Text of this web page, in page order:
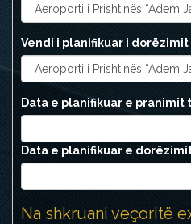
Vendi i planifikuar i
Data e planifikuar e pranimit
Data e planifikuar e
Na shkruani veçoritë